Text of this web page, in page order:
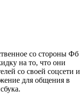
со стороны Фб
на то, что они
со своей соцсети и
для общения в